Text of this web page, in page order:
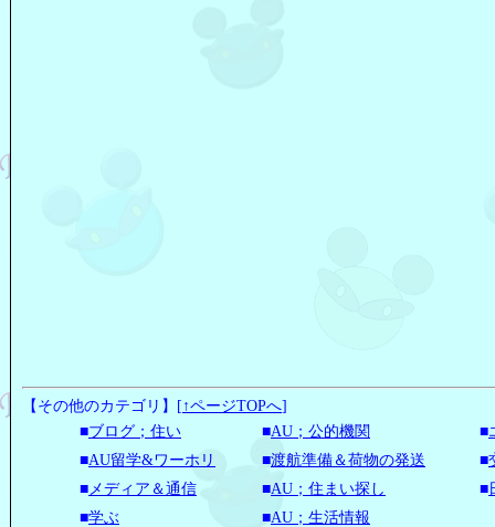
【その他のカテゴリ】 [ ↑ページTOPへ]
■ブログ；住い ■AU；公的機関 ■
■AU留学&ワーホリ ■渡航準備＆荷物の発送 ■
■メディア＆通信 ■AU；住まい探し ■
■学ぶ ■AU；生活情報